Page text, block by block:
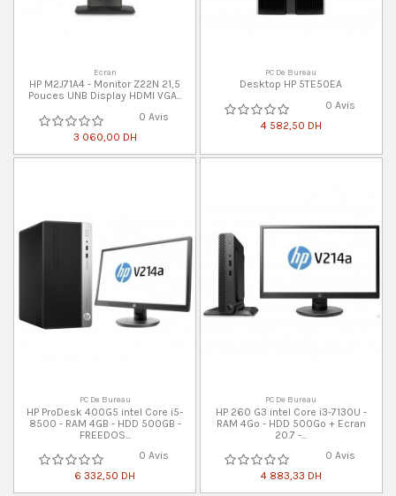
Ecran
HP M2J71A4 - Monitor Z22N 21,5
Pouces UNB Display HDMI VGA...
0 Avis
3 060,00 DH
PC De Bureau
Desktop HP 5TE50EA
0 Avis
4 582,50 DH
PC De Bureau
HP ProDesk 400G5 intel Core i5-
8500 - RAM 4GB - HDD 500GB -
FREEDOS...
0 Avis
6 332,50 DH
PC De Bureau
HP 260 G3 intel Core i3-7130U -
RAM 4Go - HDD 500Go + Ecran
20.7 -...
0 Avis
4 883,33 DH